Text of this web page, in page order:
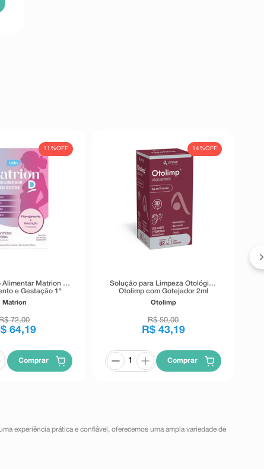
11%OFF
Alimentar Matrion D
e Gestação 1°
30 Comprimidos
Revestidos
Matrion
72,00
64,19
Comprar
14%OFF
Solução para Limpeza Otológica
Otolimp com Gotejador 2ml
Otolimp
R$ 50,00
R$ 43,19
Comprar
experiência prática e confiável, oferecemos uma ampla variedade de